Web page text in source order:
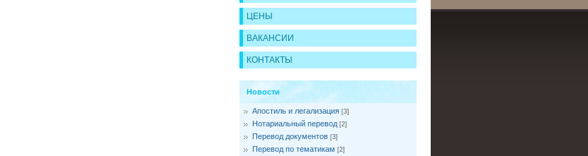
ЦЕНЫ
ВАКАНСИИ
КОНТАКТЫ
Новости
Апостиль и легализация [3]
Нотариальный перевод [2]
Перевод документов [3]
Перевод по тематикам [2]